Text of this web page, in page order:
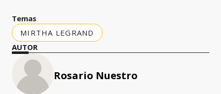
Temas
MIRTHA LEGRAND
AUTOR
Rosario Nuestro